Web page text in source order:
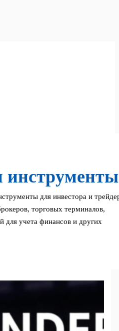
инструменты
для инвестора и
торговых терминалов,
для учета финансов и других